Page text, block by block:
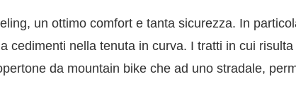
un ottimo comfort e tanta sicurezza. In
cedimenti nella tenuta in curva. I tratti in cui
da mountain bike che ad uno stradale,